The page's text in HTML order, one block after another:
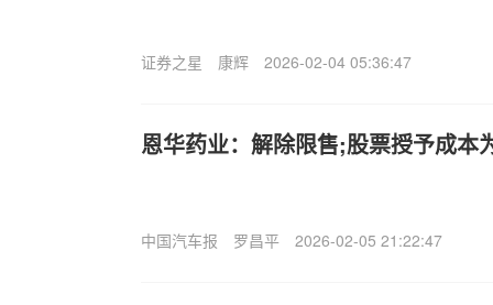
证券之星 康辉 2026-02-04 05:36:47
恩华药业：解除限售;股票授予成本
中国汽车报 罗昌平 2026-02-05 21:22:47